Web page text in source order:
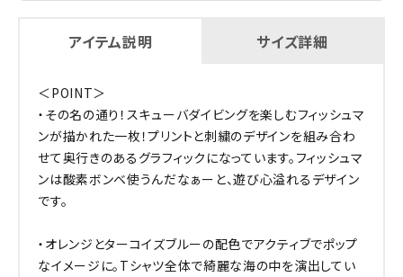
アイテム説明 サイズ詳細
＜POINT＞
・その名の通り！スキューバダイビングを楽しむフィッシュマ
ンが描かれた一枚！プリントと刺繍のデザインを組み合わ
せて奥行きのあるグラフィックになっています。フィッシュマ
ンは酸素ボンベ使うんだなぁーと、遊び心溢れるデザイン
です。
・オレンジとターコイズブルーの配色でアクティブでポップ
なイメージに。Tシャツ全体で綺麗な海の中を演出してい